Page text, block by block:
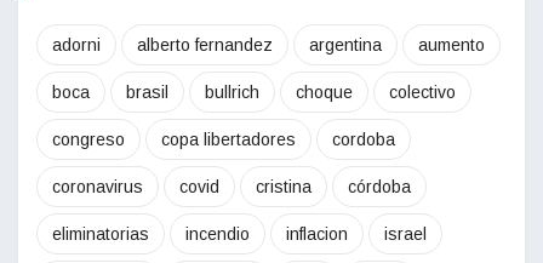
adorni alberto fernandez argentina aumento
boca brasil bullrich choque colectivo
congreso copa libertadores cordoba
coronavirus covid cristina córdoba
eliminatorias incendio inflacion israel